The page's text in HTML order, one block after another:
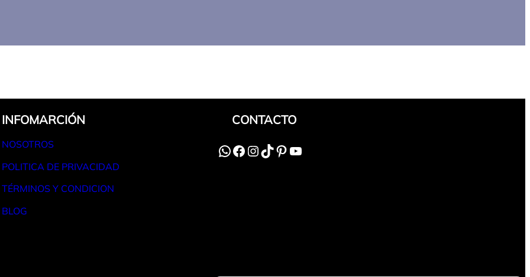
INFOMARCIÓN
NOSOTROS
POLITICA DE PRIVACIDAD
TÉRMINOS Y CONDICION
BLOG
CONTACTO
WhatsApp Facebook InstagramTikTok Pinterest YouTube